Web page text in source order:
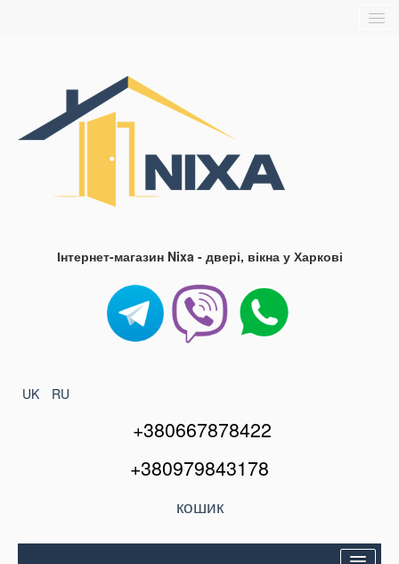
Блог
Інтернет-магазин Nixa - двері, вікна у Харкові
UK RU
+380667878422
+380979843178
кошик